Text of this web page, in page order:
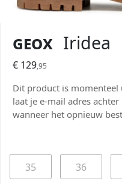
Geox Iridea
€ 129,95
Dit product is momenteel
laat je e-mail adres
wanneer het opnieuw
35 36